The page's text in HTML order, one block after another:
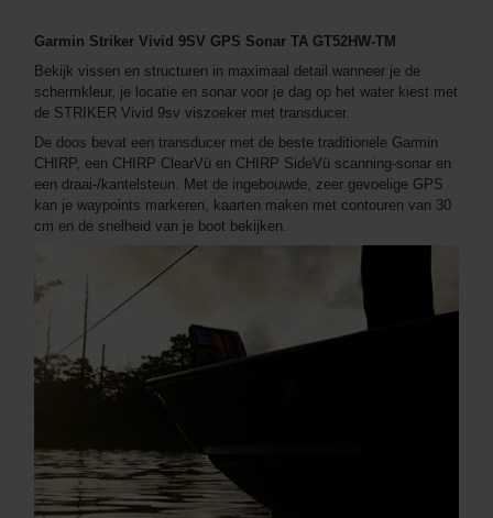
Garmin Striker Vivid 9SV GPS Sonar TA GT52HW-TM
Bekijk vissen en structuren in maximaal detail wanneer je de
schermkleur, je locatie en sonar voor je dag op het water kiest met
de STRIKER Vivid 9sv viszoeker met transducer.
De doos bevat een transducer met de beste traditionele Garmin
CHIRP, een CHIRP ClearVü en CHIRP SideVü scanning-sonar en
een draai-/kantelsteun. Met de ingebouwde, zeer gevoelige GPS
kan je waypoints markeren, kaarten maken met contouren van 30
cm en de snelheid van je boot bekijken.